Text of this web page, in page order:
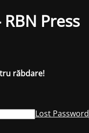
Press
răbdare!
Lost Password